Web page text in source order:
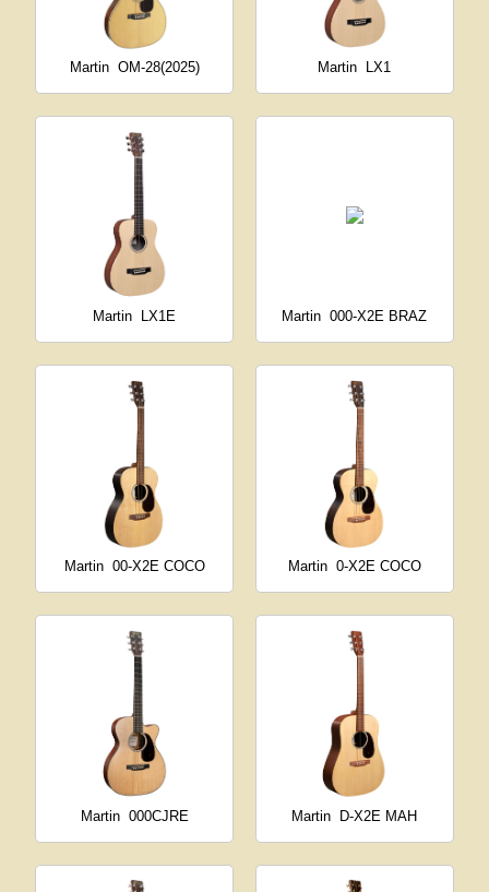
Martin OM-28(2025) Martin LX1
Martin LX1E Martin 000-X2E BRAZ
Martin 00-X2E COCO Martin 0-X2E COCO
Martin 000CJRE Martin D-X2E MAH